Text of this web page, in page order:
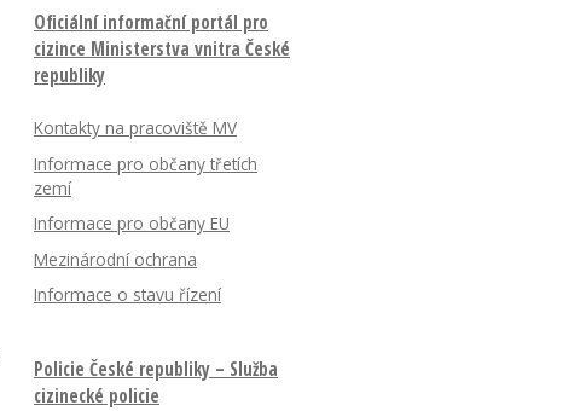
Oficiální informační portál pro
cizince Ministerstva vnitra České
republiky
Kontakty na pracoviště MV
Informace pro občany třetích
zemí
Informace pro občany EU
Mezinárodní ochrana
Informace o stavu řízení
Policie České republiky – Služba
cizinecké policie